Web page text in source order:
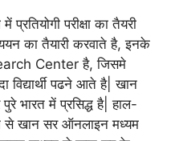
प्रतियोगी परीक्षा का तैयरी
का तैयारी करवाते है, इनके
Center है, जिसमे
विद्यार्थी पढने आते है| खान
भारत में प्रसिद्ध है| हाल-
से खान सर ऑनलाइन मध्यम